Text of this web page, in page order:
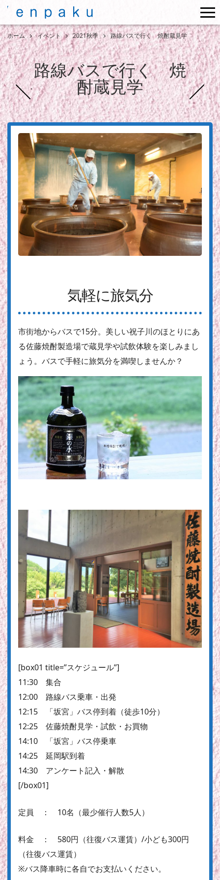
ホーム イベント 2021秋季 路線バスで行く 焼酎蔵見学
路線バスで行く 焼
酎蔵見学
気軽に旅気分
市街地からバスで15分。美しい祝子川のほとりにあ
る佐藤焼酎製造場で蔵見学や試飲体験を楽しみまし
ょう。バスで手軽に旅気分を満喫しませんか？
[box01 title=”スケジュール”]
11:30 集合
12:00 路線バス乗車・出発
12:15 「坂宮」バス停到着（徒歩10分）
12:25 佐藤焼酎見学・試飲・お買物
14:10 「坂宮」バス停乗車
14:25 延岡駅到着
14:30 アンケート記入・解散
[/box01]
定員 ： 10名（最少催行人数5人）
料金 ： 580円（往復バス運賃）/小ども300円
（往復バス運賃）
※バス降車時に各自でお支払いください。